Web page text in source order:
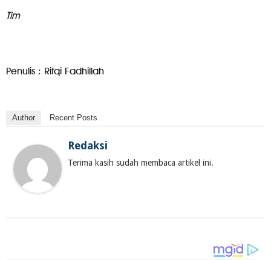
Tim
Penulis : Rifqi Fadhillah
Author Recent Posts
Redaksi
Terima kasih sudah membaca artikel ini.